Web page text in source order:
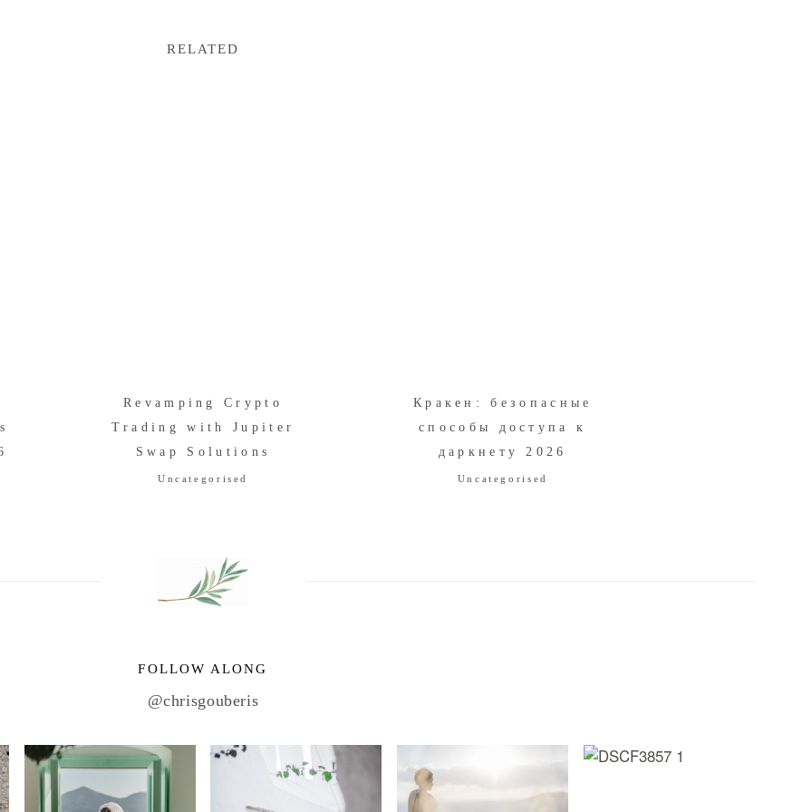
RELATED
Revamping Crypto
Trading with Jupiter
Swap Solutions
Uncategorised
Кракен: безопасные
способы доступа к
даркнету 2026
Uncategorised
FOLLOW ALONG
@chrisgouberis